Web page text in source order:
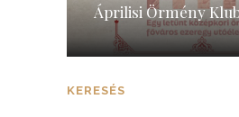
Áprilisi Örmény
KERESÉS